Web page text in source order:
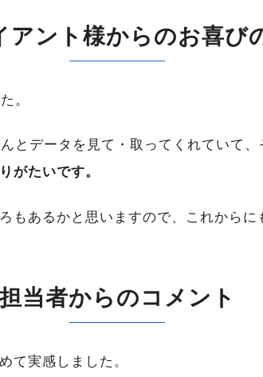
アント様からのお喜び
。
とデータを見て・取ってくれていて、
がたいです。
あるかと思いますので、これからに
当者からのコメント
て実感しました。